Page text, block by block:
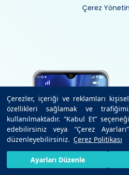
Çerezler, içeriği ve reklamları
özellikleri sağlamak ve
kullanılmaktadır. “Kabul Et”
edebilirsiniz veya “Çerez
düzenleyebilirsiniz. Çerez Politikası
Ayarları Düzenle
Çerez
HIZLI RANDEVU AL